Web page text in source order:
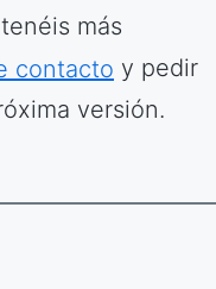
más
contacto y pedir
versión.